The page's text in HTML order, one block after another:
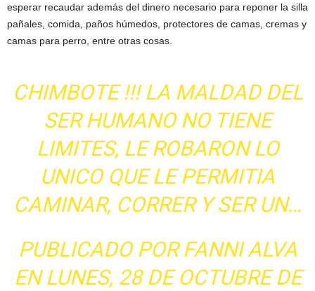
esperar recaudar además del dinero necesario para reponer la silla
pañales, comida, paños húmedos, protectores de camas, cremas y
camas para perro, entre otras cosas.
CHIMBOTE !!! LA MALDAD DEL
SER HUMANO NO TIENE
LIMITES, LE ROBARON LO
UNICO QUE LE PERMITIA
CAMINAR, CORRER Y SER UN…
PUBLICADO PORFANNI ALVA
ENLUNES, 28 DE OCTUBRE DE